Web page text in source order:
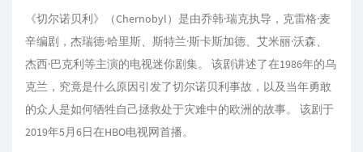
《切尔诺贝利》（Chernobyl）是由乔韩·瑞克执导，克雷格·麦
辛编剧，杰瑞德·哈里斯、斯特兰·斯卡斯加德、艾米丽·沃森、
杰西·巴克利等主演的电视迷你剧集。 该剧讲述了在1986年的乌
克兰，究竟是什么原因引发了切尔诺贝利事故，以及当年勇敢
的众人是如何牺牲自己拯救处于灾难中的欧洲的故事。 该剧于
2019年5月6日在HBO电视网首播。